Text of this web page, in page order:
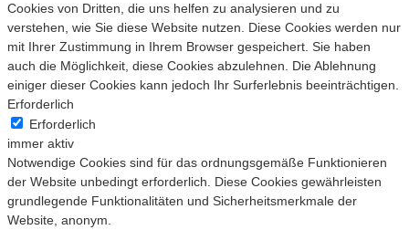
Cookies von Dritten, die uns helfen zu analysieren und zu
verstehen, wie Sie diese Website nutzen. Diese Cookies werden nur
mit Ihrer Zustimmung in Ihrem Browser gespeichert. Sie haben
auch die Möglichkeit, diese Cookies abzulehnen. Die Ablehnung
einiger dieser Cookies kann jedoch Ihr Surferlebnis beeinträchtigen.
Erforderlich
Erforderlich
immer aktiv
Notwendige Cookies sind für das ordnungsgemäße Funktionieren
der Website unbedingt erforderlich. Diese Cookies gewährleisten
grundlegende Funktionalitäten und Sicherheitsmerkmale der
Website, anonym.